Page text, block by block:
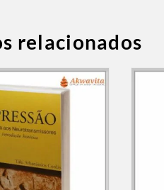
relacionados